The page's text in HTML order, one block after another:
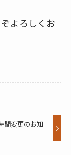
よろしくお
間変更のお知